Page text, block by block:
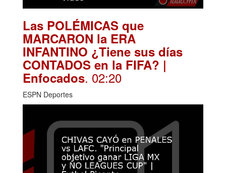
Las POLÉMICAS que
MARCARON la ERA
INFANTINO ¿Tiene sus días
CONTADOS en la FIFA? |
Enfocados. 02:20
ESPN Deportes